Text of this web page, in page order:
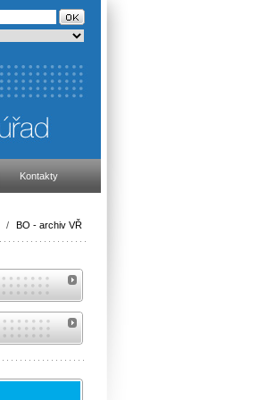
Kontakty
/ BO - archiv VŘ